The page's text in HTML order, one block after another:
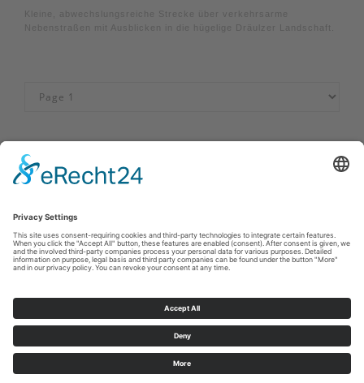
Kleine, abwechslungsreiche Strecke über verkehrsarme
Nebenstraßen mit Ausblicken in die hügelige Dräulzer Landschaft.
Afdruk| Privacybeleid|Verklaring van toegankelijkheid |Neem
contact met ons op
E: info@sauerland.com
Cookie-Einstellungen